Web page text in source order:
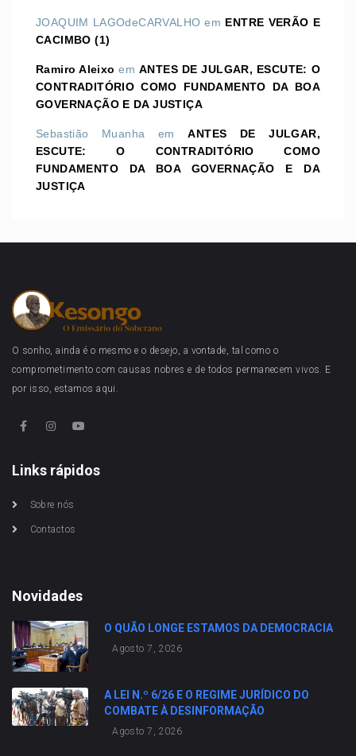
JOAQUIM LAGOdeCARVALHO em ENTRE VERÃO E
CACIMBO (1)
Ramiro Aleixo emANTES DE JULGAR, ESCUTE: O
CONTRADITÓRIO COMO FUNDAMENTO DA BOA
GOVERNAÇÃO E DA JUSTIÇA
Sebastião Muanha emANTES DE JULGAR,
ESCUTE: O CONTRADITÓRIO COMO
FUNDAMENTO DA BOA GOVERNAÇÃO E DA
JUSTIÇA
O sonho, ainda é o mesmo e o desejo, a vontade, tal como o
comprometimento com causas nobres e de todos permanecem vivos. E
por isso, estamos aqui.
Links rápidos
Sobre nós
Contactos
Novidades
O QUÃO LONGE ESTAMOS DA DEMOCRACIA
Agosto 7, 2026
A LEI N.º 6/26 E O REGIME JURÍDICO DO
COMBATE À DESINFORMAÇÃO
Agosto 7, 2026